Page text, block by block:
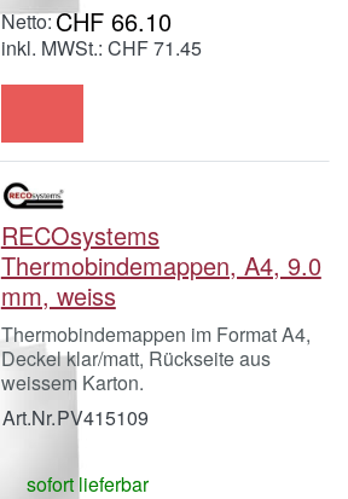
CHF 66.10
inkl. MWSt.: CHF 71.45
RECOsystems
Thermobindemappen, A4, 9.0
mm, weiss
Thermobindemappen im Format A4,
Deckel klar/matt, Rückseite aus
weissem Karton.
Art.Nr.PV415109
sofort lieferbar